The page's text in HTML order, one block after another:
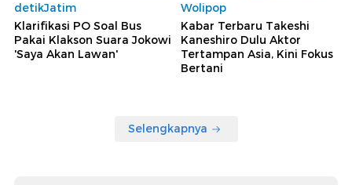
detikJatim
Klarifikasi PO Soal Bus
Pakai Klakson Suara Jokowi
'Saya Akan Lawan'
Wolipop
Kabar Terbaru Takeshi
Kaneshiro Dulu Aktor
Tertampan Asia, Kini Fokus
Bertani
Selengkapnya